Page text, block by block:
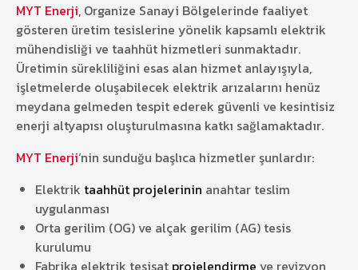
MYT Enerji, Organize Sanayi Bölgelerinde faaliyet
gösteren üretim tesislerine yönelik kapsamlı elektrik
mühendisliği ve taahhüt hizmetleri sunmaktadır.
Üretimin sürekliliğini esas alan hizmet anlayışıyla,
işletmelerde oluşabilecek elektrik arızalarını henüz
meydana gelmeden tespit ederek güvenli ve kesintisiz
enerji altyapısı oluşturulmasına katkı sağlamaktadır.
MYT Enerji‘nin sunduğu başlıca hizmetler şunlardır:
Elektrik taahhüt projelerinin anahtar teslim
uygulanması
Orta gerilim (OG) ve alçak gerilim (AG) tesis
kurulumu